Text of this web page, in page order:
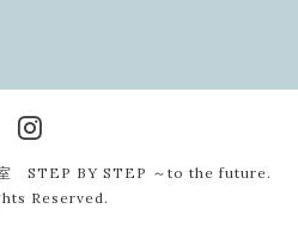
室 STEP BY STEP ～to the future.
Reserved.